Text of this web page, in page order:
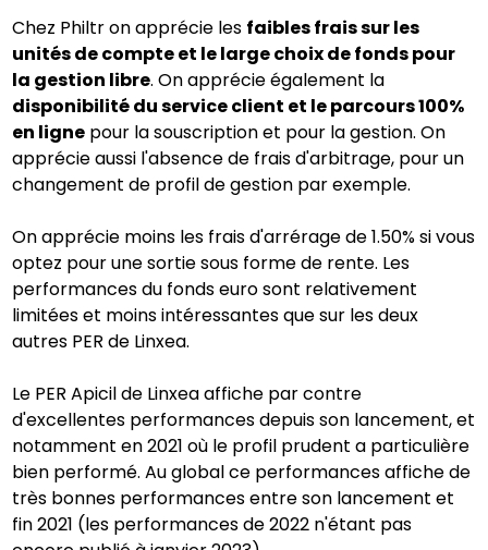
Chez Philtr on apprécie les faibles frais sur les
unités de compte et le large choix de fonds pour
la gestion libre. On apprécie également la
disponibilité du service client et le parcours 100%
en ligne pour la souscription et pour la gestion. On
apprécie aussi l'absence de frais d'arbitrage, pour un
changement de profil de gestion par exemple.
On apprécie moins les frais d'arrérage de 1.50% si vous
optez pour une sortie sous forme de rente. Les
performances du fonds euro sont relativement
limitées et moins intéressantes que sur les deux
autres PER de Linxea.
Le PER Apicil de Linxea affiche par contre
d'excellentes performances depuis son lancement, et
notamment en 2021 où le profil prudent a particulière
bien performé. Au global ce performances affiche de
très bonnes performances entre son lancement et
fin 2021 (les performances de 2022 n'étant pas